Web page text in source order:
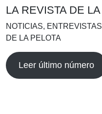
LA REVISTA DE
NOTICIAS,
DE LA PELOTA
Leer último número